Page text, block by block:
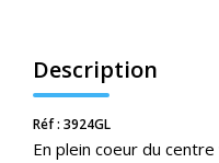
Description
Réf : 3924GL
En plein coeur du